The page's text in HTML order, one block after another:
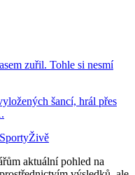
zuřil. Tohle si nesmí
šancí, hrál přes
SportyŽivě
aktuální pohled na